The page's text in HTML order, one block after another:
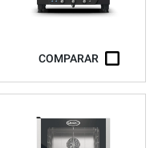
COMPARAR